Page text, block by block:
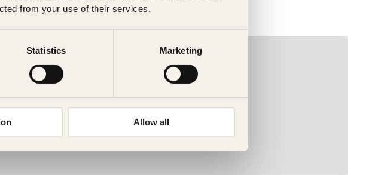
from your use of their services.
Statistics Marketing
Allow all
B